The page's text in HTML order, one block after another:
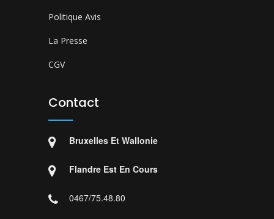
Politique Avis
La Presse
CGV
Contact
Bruxelles Et Wallonie
Flandre Est En Cours
0467/75.48.80